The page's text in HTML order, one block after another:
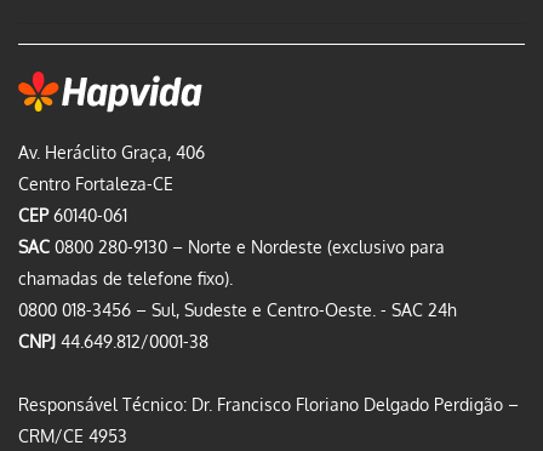
Av. Heráclito Graça, 406
Centro Fortaleza-CE
CEP60140-061
SAC 0800 280-9130 – Norte e Nordeste (exclusivo para
chamadas de telefone fixo).
0800 018-3456 – Sul, Sudeste e Centro-Oeste. - SAC 24h
CNPJ 44.649.812/0001-38
Responsável Técnico: Dr. Francisco Floriano Delgado Perdigão –
CRM/CE 4953